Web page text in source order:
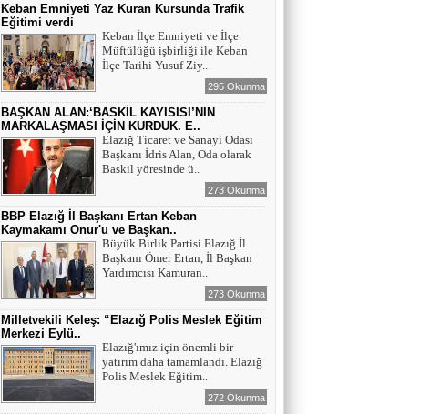
Keban Emniyeti Yaz Kuran Kursunda Trafik
Eğitimi verdi
Keban İlçe Emniyeti ve İlçe
Müftülüğü işbirliği ile Keban
İlçe Tarihi Yusuf Ziy..
295 Okunma
BAŞKAN ALAN:‘BASKİL KAYISISI’NIN
MARKALAŞMASI İÇİN KURDUK. E..
Elazığ Ticaret ve Sanayi Odası
Başkanı İdris Alan, Oda olarak
Baskil yöresinde ü..
273 Okunma
BBP Elazığ İl Başkanı Ertan Keban
Kaymakamı Onur'u ve Başkan..
Büyük Birlik Partisi Elazığ İl
Başkanı Ömer Ertan, İl Başkan
Yardımcısı Kamuran..
273 Okunma
Milletvekili Keleş: “Elazığ Polis Meslek Eğitim
Merkezi Eylü..
Elazığ'ımız için önemli bir
yatırım daha tamamlandı. Elazığ
Polis Meslek Eğitim..
272 Okunma